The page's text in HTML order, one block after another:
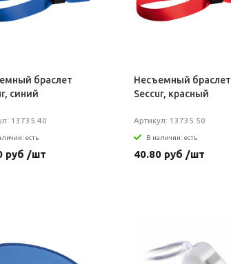
браслет
синий
13735.40
есть
руб /шт
Несъемный браслет
Seccur, красный
Артикул: 13735.50
В наличии: есть
40.80 руб /шт